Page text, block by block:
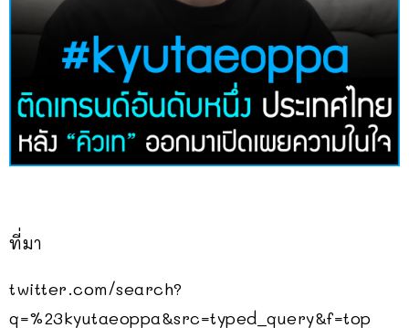
ที่มา
twitter.com/search?
q=%23kyutaeoppa&src=typed_query&f=top